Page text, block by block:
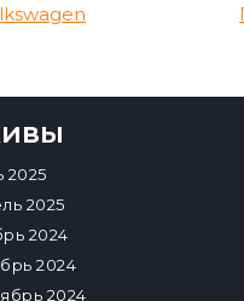
2025
2025
2024
2024
2024